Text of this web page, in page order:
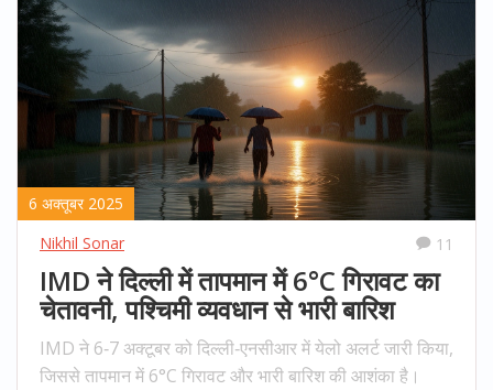
6 अक्तूबर 2025
Nikhil Sonar
11
IMD ने दिल्ली में तापमान में 6°C गिरावट का
चेतावनी, पश्चिमी व्यवधान से भारी बारिश
IMD ने 6‑7 अक्टूबर को दिल्ली‑एनसीआर में येलो अलर्ट जारी किया,
जिससे तापमान में 6°C गिरावट और भारी बारिश की आशंका है।